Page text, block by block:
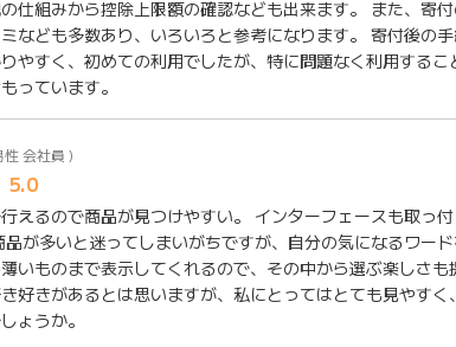
仕組みから控除上限額の確認なども出来ます。 また、寄
なども多数あり、いろいろと参考になります。 寄付後の
やすく、初めての利用でしたが、特に問題なく利用する
っています。
会社員 )
えるので商品が見つけやすい。 インターフェースも取っ
が多いと迷ってしまいがちですが、自分の気になるワー
いものまで表示してくれるので、その中から選ぶ楽しさ
好きがあるとは思いますが、私にとってはとても見やす
ょうか。